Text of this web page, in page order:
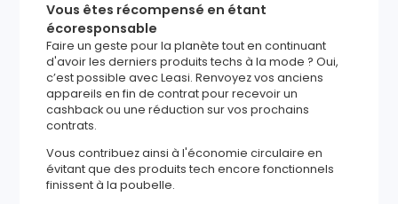
Vous êtes récompensé en étant
écoresponsable
Faire un geste pour la planète tout en continuant
d'avoir les derniers produits techs à la mode ? Oui,
c’est possible avec Leasi. Renvoyez vos anciens
appareils en fin de contrat pour recevoir un
cashback ou une réduction sur vos prochains
contrats.
Vous contribuez ainsi à l'économie circulaire en
évitant que des produits tech encore fonctionnels
finissent à la poubelle.